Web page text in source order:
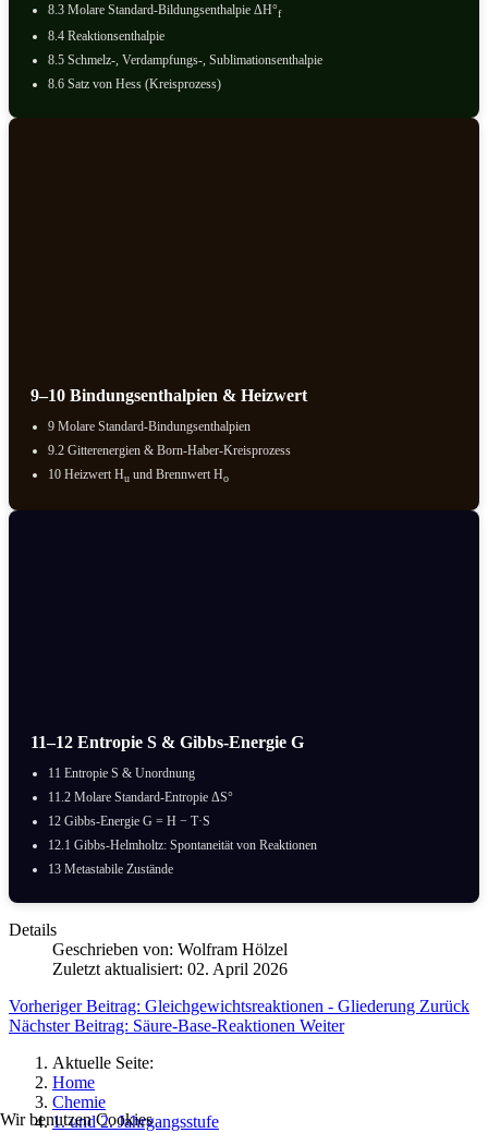
8.3 Molare Standard-Bildungsenthalpie ΔH°f
8.4 Reaktionsenthalpie
8.5 Schmelz-, Verdampfungs-, Sublimationsenthalpie
8.6 Satz von Hess (Kreisprozess)
9–10 Bindungsenthalpien & Heizwert
9 Molare Standard-Bindungsenthalpien
9.2 Gitterenergien & Born-Haber-Kreisprozess
10 Heizwert Hu und Brennwert Ho
11–12 Entropie S & Gibbs-Energie G
11 Entropie S & Unordnung
11.2 Molare Standard-Entropie ΔS°
12 Gibbs-Energie G = H − T·S
12.1 Gibbs-Helmholtz: Spontaneität von Reaktionen
13 Metastabile Zustände
Details
Geschrieben von: Wolfram Hölzel
Zuletzt aktualisiert: 02. April 2026
Vorheriger Beitrag: Gleichgewichtsreaktionen - Gliederung Zurück
Nächster Beitrag: Säure-Base-Reaktionen Weiter
Aktuelle Seite:
Home
Chemie
1. und 2. Jahrgangsstufe
Wir benutzen Cookies